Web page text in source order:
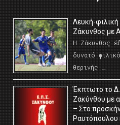
Λευκή-φιλική
Ζάκυνθος με
Η Ζάκυνθος
δυνατό
θερινής …
Έκπτωτο το
Ζακύνθου με
– Στο
Ραυτόπουλου